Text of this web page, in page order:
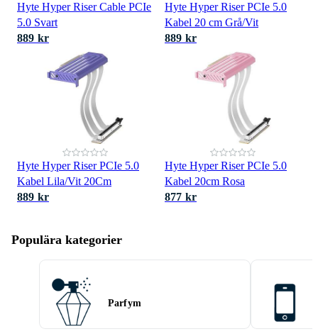
Hyte Hyper Riser Cable PCIe
5.0 Svart
889 kr
Hyte Hyper Riser PCIe 5.0
Kabel 20 cm Grå/Vit
889 kr
Hyte Hyper Riser PCIe 5.0
Kabel Lila/Vit 20Cm
889 kr
Hyte Hyper Riser PCIe 5.0
Kabel 20cm Rosa
877 kr
Populära kategorier
Parfym